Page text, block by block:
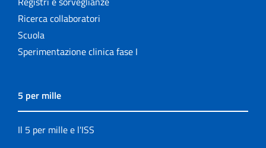
Ricerca collaboratori
Scuola
Sperimentazione clinica fase I
5 per mille
Il 5 per mille e l'ISS